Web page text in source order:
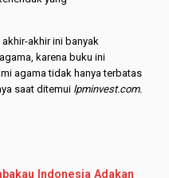
akhir ini banyak
karena buku ini
agama tidak hanya terbatas
saat ditemui lpminvest.com.
Indonesia Adakan